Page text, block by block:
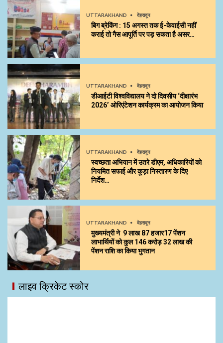
UTTARAKHAND देहरादून
बिग ब्रेकिंग : 15 अगस्त तक ई-केवाईसी नहीं
कराई तो गैस आपूर्ति पर पड़ सकता है असर…
UTTARAKHAND देहरादून
डीआईटी विश्वविद्यालय ने दो दिवसीय ‘दीक्षारंभ
2026’ ओरिएंटेशन कार्यक्रम का आयोजन किया
UTTARAKHAND देहरादून
स्वच्छता अभियान में उतरे डीएम, अधिकारियों को
नियमित सफाई और कूड़ा निस्तारण के दिए
निर्देश…
UTTARAKHAND देहरादून
मुख्यमंत्री ने 9 लाख 87 हजार17 पेंशन
लाभार्थियों को कुल ₹146 करोड़ 32 लाख की
पेंशन राशि का किया भुगतान
लाइव क्रिकेट स्कोर